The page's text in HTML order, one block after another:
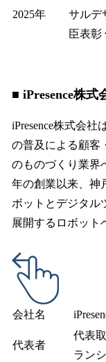
2025年
サルデ
臣表彰
■ iPresence株式
iPresence株式会
の普及による顧客
のものづくり業界
年の創業以来、神
ボットとデジタル
展開するロボット
会社名
代表者
代表
ラン